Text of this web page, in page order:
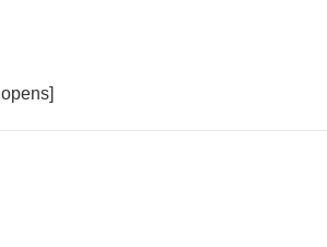
opens]